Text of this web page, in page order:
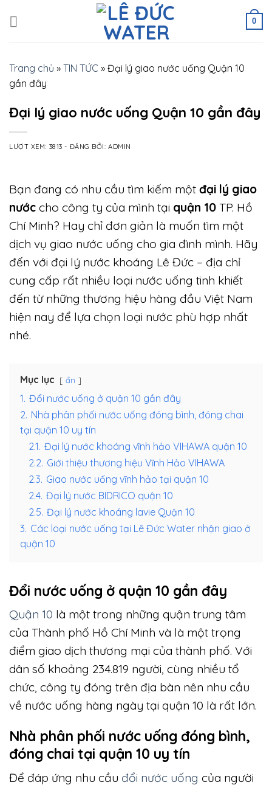
0
Trang chủ » TIN TỨC » Đại lý giao nước uống Quận 10
gần đây
Đại lý giao nước uống Quận 10 gần đây
LƯỢT XEM: 3813 - ĐĂNG BỞI:ADMIN
Bạn đang có nhu cầu tìm kiếm một đại lý giao
nước cho công ty của mình tại quận 10 TP. Hồ
Chí Minh? Hay chỉ đơn giản là muốn tìm một
dịch vụ giao nước uống cho gia đình mình. Hãy
đến với đại lý nước khoáng Lê Đức – địa chỉ
cung cấp rất nhiều loại nước uống tinh khiết
đến từ những thương hiệu hàng đầu Việt Nam
hiện nay để lựa chọn loại nước phù hợp nhất
nhé.
Mục lục ẩn
1. Đổi nước uống ở quận 10 gần đây
2. Nhà phân phối nước uống đóng bình, đóng chai
tại quận 10 uy tín
2.1. Đại lý nước khoáng vĩnh hảo VIHAWA quận 10
2.2. Giới thiệu thương hiệu Vĩnh Hảo VIHAWA
2.3. Giao nước uống vĩnh hảo tại quận 10
2.4. Đại lý nước BIDRICO quận 10
2.5. Đại lý nước khoáng lavie Quận 10
3. Các loại nước uống tại Lê Đức Water nhận giao ở
quận 10
Đổi nước uống ở quận 10 gần đây
Quận 10 là một trong những quận trung tâm
của Thành phố Hồ Chí Minh và là một trọng
điểm giao dịch thương mại của thành phố. Với
dân số khoảng 234.819 người, cùng nhiều tổ
chức, công ty đóng trên địa bàn nên nhu cầu
về nước uống hàng ngày tại quận 10 là rất lớn.
Nhà phân phối nước uống đóng bình,
đóng chai tại quận 10 uy tín
Để đáp ứng nhu cầu đổi nước uống của người